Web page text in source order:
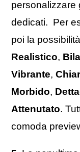
personalizzare
dedicati. Per
poi la
Realistico,
Vibrante,
Morbido,
Attenutato.
comoda